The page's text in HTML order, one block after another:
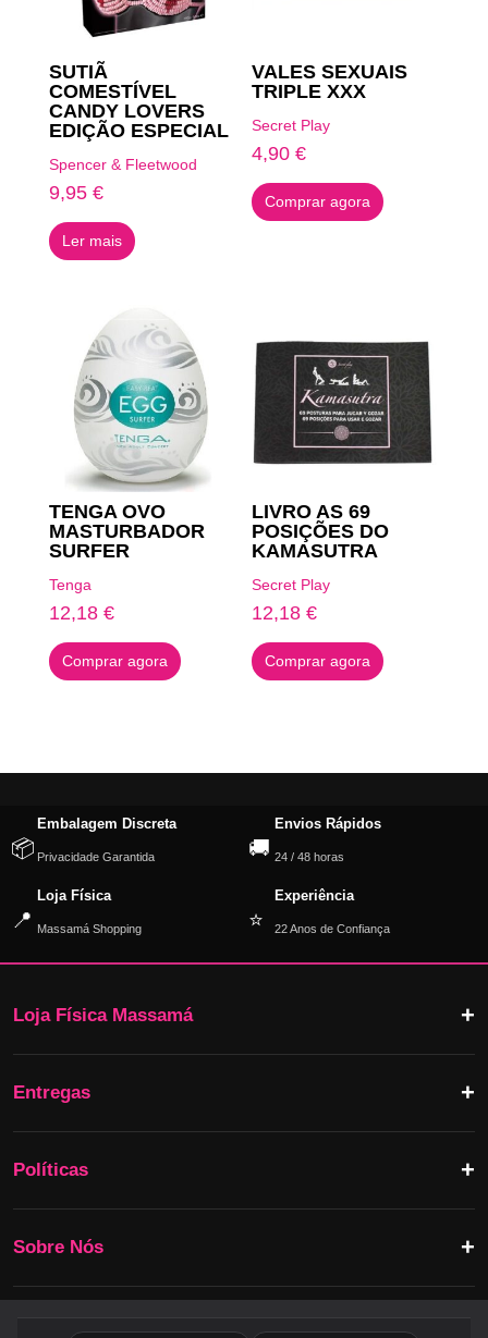
SUTIÃ
COMESTÍVEL
CANDY LOVERS
EDIÇÃO ESPECIAL
Spencer & Fleetwood
9,95 €
Ler mais
VALES SEXUAIS
TRIPLE XXX
Secret Play
4,90€
Comprar agora
TENGA OVO
MASTURBADOR
SURFER
Tenga
12,18 €
Comprar agora
LIVRO AS 69
POSIÇÕES DO
KAMASUTRA
Secret Play
12,18€
Comprar agora
📦
Embalagem Discreta
Privacidade Garantida 🚚
Envios Rápidos
24 / 48 horas
📍
Loja Física
Massamá Shopping ⭐
Experiência
22 Anos de Confiança
Loja Física Massamá
Entregas
Políticas
Sobre Nós